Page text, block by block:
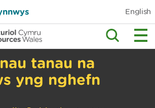
English
tanau na
yng nghefn